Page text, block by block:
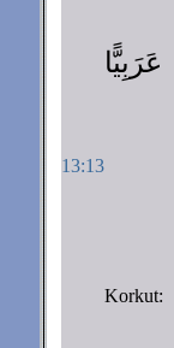
13:13
عَرَبِيًّا
Korkut: